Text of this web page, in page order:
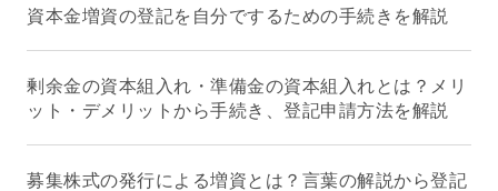
資本金増資の登記を自分でするための手続きを解説
剰余金の資本組入れ・準備金の資本組入れとは？メリ
ット・デメリットから手続き、登記申請方法を解説
募集株式の発行による増資とは？言葉の解説から登記